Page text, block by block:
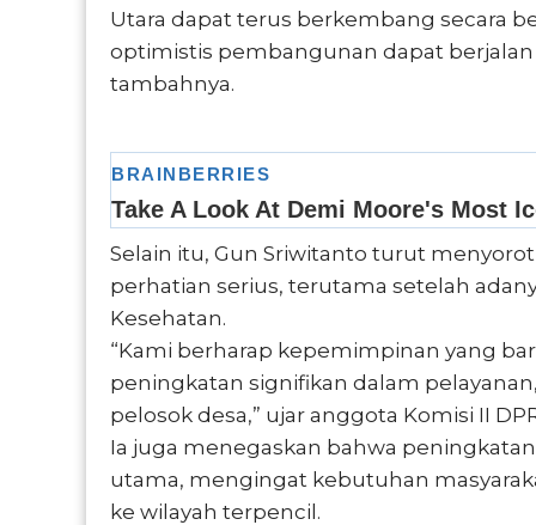
Utara dapat terus berkembang secara
optimistis pembangunan dapat
tambahnya.
Selain itu, Gun Sriwitanto turut
perhatian serius, terutama setelah
Kesehatan.
“Kami berharap kepemimpinan yang
peningkatan signifikan dalam
pelosok desa,” ujar anggota Komisi II
Ia juga menegaskan bahwa
utama, mengingat kebutuhan
ke wilayah terpencil.